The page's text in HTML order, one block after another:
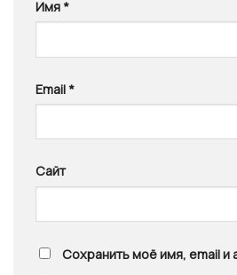
Имя *
Email *
Сайт
Сохранить моё имя, email и